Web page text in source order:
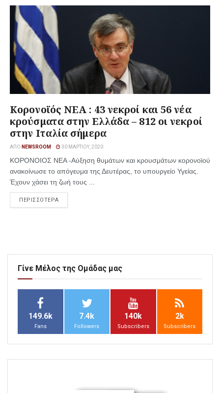
Κορονοϊός ΝΕΑ : 43 νεκροί και 56 νέα
κρούσματα στην Ελλάδα – 812 οι νεκροί
στην Ιταλία σήμερα
ΑΠΌ NEWSROOM 30 ΜΑΡΤΊΟΥ, 2020
ΚΟΡΟΝΟΙΟΣ ΝΕΑ -Αύξηση θυμάτων και κρουσμάτων κορονοϊού
ανακοίνωσε το απόγευμα της Δευτέρας, το υπουργείο Υγείας.
Έχουν χάσει τη ζωή τους ...
ΠΕΡΙΣΣΟΤΕΡΑ
Γίνε Μέλος της Ομάδας μας
149.6k
Fans
7.4k
Followers
140k
Subscribers
2k
Subscribers